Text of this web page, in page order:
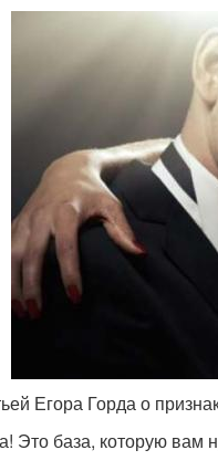
Егора Горда о
Это база, которую вам